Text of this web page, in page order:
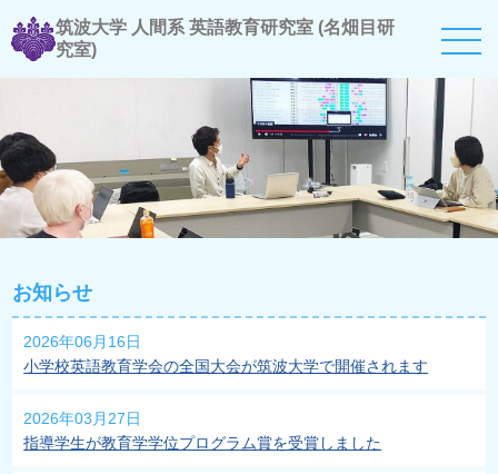
筑波大学 人間系 英語教育研究室 (名畑目研
究室)
お知らせ
2026年06月16日
小学校英語教育学会の全国大会が筑波大学で開催されます
2026年03月27日
指導学生が教育学学位プログラム賞を受賞しました